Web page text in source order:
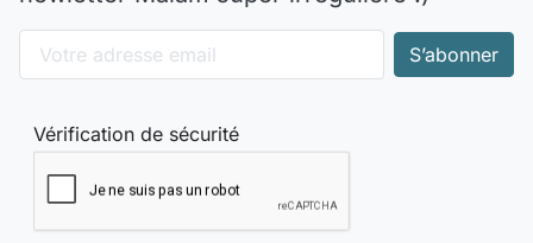
Vérification de sécurité